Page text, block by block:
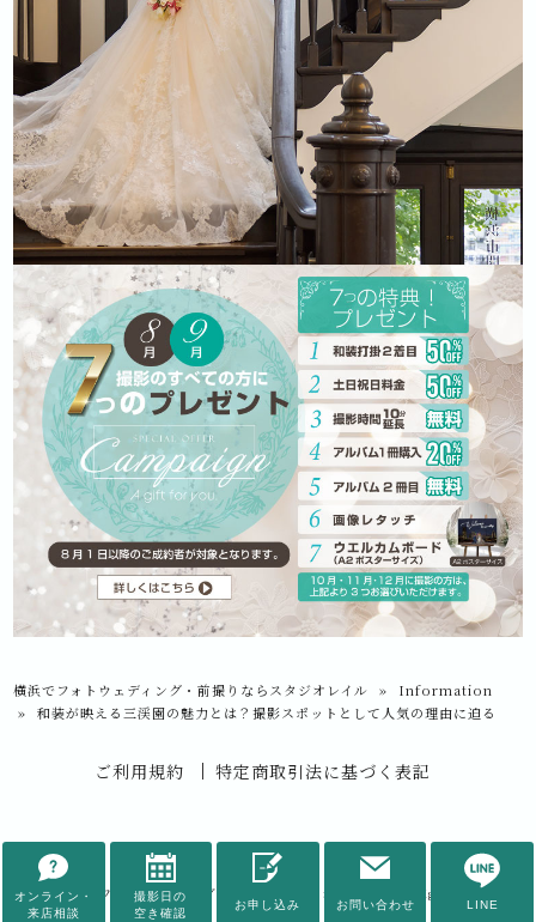
横浜でフォトウェディング・前撮りならスタジオレイル »
Information
»
和装が映える三渓園の魅力とは？撮影スポットとして人気の理由に迫る
オンライン・
来店相談
撮影日の
空き確認
お申し込み お問い合わせ LINE
ご利用規約 特定商取引法に基づく表記
© 2026横浜でフォトウェディング・前撮りならスタジオレイル All rights Reserved.